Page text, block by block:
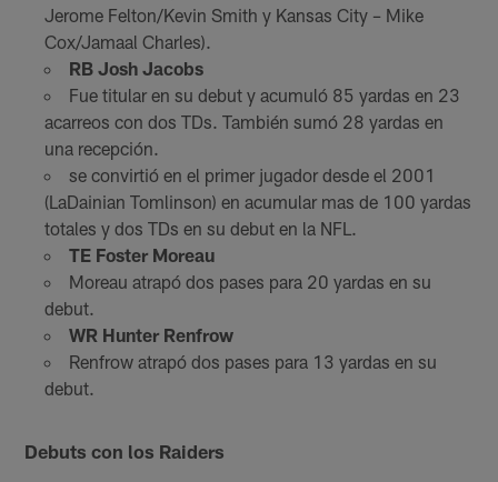
Jerome Felton/Kevin Smith y Kansas City – Mike
Cox/Jamaal Charles).
RB Josh Jacobs
Fue titular en su debut y acumuló 85 yardas en 23
acarreos con dos TDs. También sumó 28 yardas en
una recepción.
se convirtió en el primer jugador desde el 2001
(LaDainian Tomlinson) en acumular mas de 100 yardas
totales y dos TDs en su debut en la NFL.
TE Foster Moreau
Moreau atrapó dos pases para 20 yardas en su
debut.
WR Hunter Renfrow
Renfrow atrapó dos pases para 13 yardas en su
debut.
Debuts con los Raiders